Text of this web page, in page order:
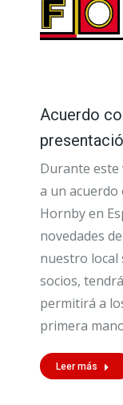
Acuerdo
Durante este
a un acuerdo
Hornby en
novedades
nuestro local
socios,
permitirá a
primera
Leer más